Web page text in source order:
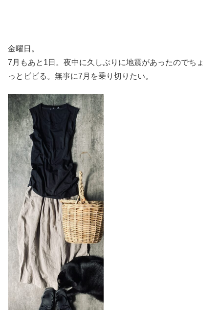
金曜日。
7月もあと1日。夜中に久しぶりに地震があったのでちょ
っとビビる。無事に7月を乗り切りたい。